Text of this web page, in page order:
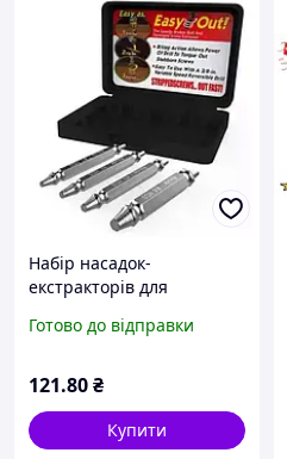
Набір насадок-
екстракторів для
4 шт Свердла для
пошкоджених болтів,
гайок і саморізів
Готово до відправки
121.80₴
Купити